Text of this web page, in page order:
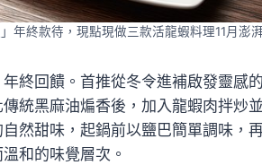
年終款待，現點現做三款活龍蝦料理11月澎
終回饋。首推從冬令進補啟發靈感
統黑麻油煸香後，加入龍蝦肉拌炒
然甜味，起鍋前以鹽巴簡單調味，
和的味覺層次。